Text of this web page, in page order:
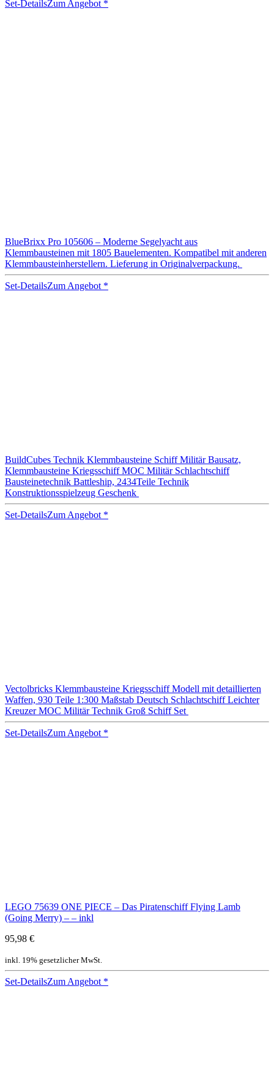
Set-DetailsZum Angebot *
BlueBrixx Pro 105606 – Moderne Segelyacht aus
Klemmbausteinen mit 1805 Bauelementen. Kompatibel mit anderen
Klemmbausteinherstellern. Lieferung in Originalverpackung.
Set-DetailsZum Angebot *
BuildCubes Technik Klemmbausteine Schiff Militär Bausatz,
Klemmbausteine Kriegsschiff MOC Militär Schlachtschiff
Bausteinetechnik Battleship, 2434Teile Technik
Konstruktionsspielzeug Geschenk
Set-DetailsZum Angebot *
Vectolbricks Klemmbausteine Kriegsschiff Modell mit detaillierten
Waffen, 930 Teile 1:300 Maßstab Deutsch Schlachtschiff Leichter
Kreuzer MOC Militär Technik Groß Schiff Set
Set-DetailsZum Angebot *
LEGO 75639 ONE PIECE – Das Piratenschiff Flying Lamb
(Going Merry) – – inkl
95,98 €
inkl. 19% gesetzlicher MwSt.
Set-DetailsZum Angebot *